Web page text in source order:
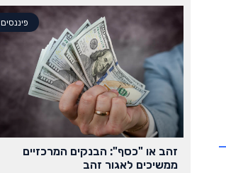
פיננסים
זהב או "כסף": הבנקים המרכזיים
ממשיכים לאגור זהב